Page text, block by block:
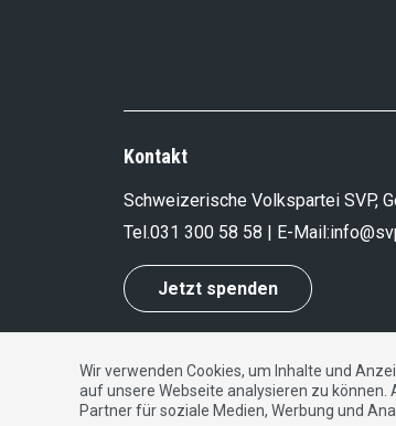
Kontakt
Schweizerische Volkspartei SVP,
Tel.031 300 58 58 | E-Mail:
Jetzt spenden
Impressum| Datenschutzerklärung
Wir verwenden Cookies, um Inhalte und
auf unsere Webseite analysieren zu
Partner für soziale Medien, Werbung und